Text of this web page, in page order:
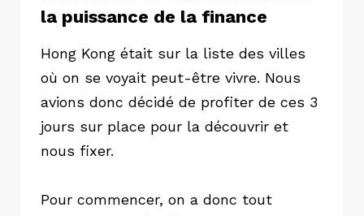
la puissance de la finance
Hong Kong était sur la liste des villes
où on se voyait peut-être vivre. Nous
avions donc décidé de profiter de ces 3
jours sur place pour la découvrir et
nous fixer.
Pour commencer, on a donc tout